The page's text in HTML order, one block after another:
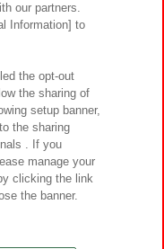
ビリティ方針と検証結果
るご質問・お問い合わせ
Inc.
Lab Inc.
our partners.
Information] to
the opt-out
the sharing of
setup banner,
the sharing
. If you
manage your
clicking the link
the banner.